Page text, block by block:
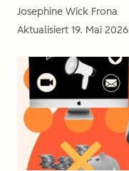
Josephine Wick Frona
Aktualisiert 19. Mai 2026